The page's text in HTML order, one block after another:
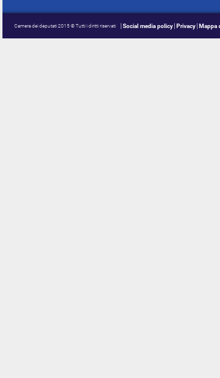
Camera dei deputati 2015 © Tutti i diritti riservati Social media policy Privacy Mappa